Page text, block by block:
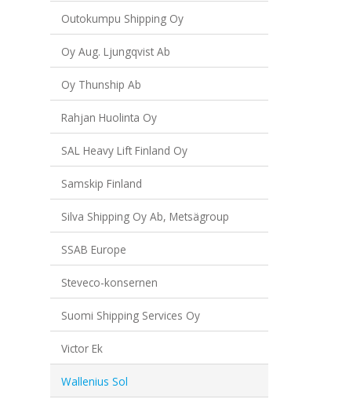
Outokumpu Shipping Oy
Oy Aug. Ljungqvist Ab
Oy Thunship Ab
Rahjan Huolinta Oy
SAL Heavy Lift Finland Oy
Samskip Finland
Silva Shipping Oy Ab, Metsägroup
SSAB Europe
Steveco-konsernen
Suomi Shipping Services Oy
Victor Ek
Wallenius Sol